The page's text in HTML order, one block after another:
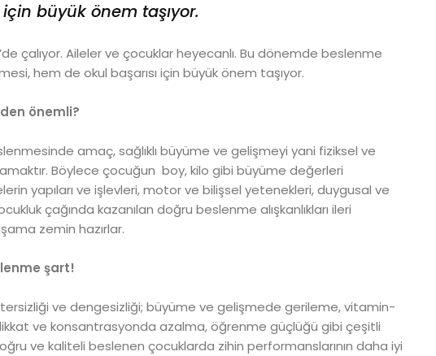
büyük önem taşıyor.
çalıyor. Aileler ve çocuklar heyecanlı. Bu dönemde beslenme
hem de okul başarısı için büyük önem taşıyor.
önemli?
amaç, sağlıklı büyüme ve gelişmeyi yani fiziksel ve
Böylece çocuğun boy, kilo gibi büyüme değerleri
yapıları ve işlevleri, motor ve bilişsel yetenekleri, duygusal ve
çağında kazanılan doğru beslenme alışkanlıkları ileri
zemin hazırlar.
şart!
ve dengesizliği; büyüme ve gelişmede gerileme, vitamin-
ve konsantrasyonda azalma, öğrenme güçlüğü gibi çeşitli
ve kaliteli beslenen çocuklarda zihin performanslarının daha iyi